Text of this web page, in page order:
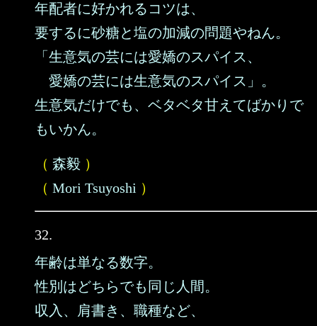
年配者に好かれるコツは、
要するに砂糖と塩の加減の問題やねん。
「生意気の芸には愛嬌のスパイス、
愛嬌の芸には生意気のスパイス」。
生意気だけでも、ベタベタ甘えてばかりで
もいかん。
（ 森毅 ）
（ Mori Tsuyoshi ）
32.
年齢は単なる数字。
性別はどちらでも同じ人間。
収入、肩書き、職種など、